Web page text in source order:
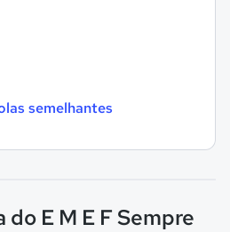
semelhantes
E M E F Sempre